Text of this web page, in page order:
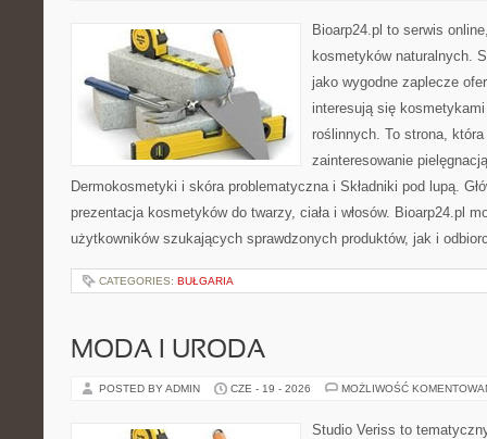
Bioarp24.pl to serwis
kosmetyków naturalnych.
jako wygodne zaplecze
interesują się
roślinnych. To strona,
zainteresowanie
Dermokosmetyki i skóra problematyczna i Składniki pod lupą.
prezentacja kosmetyków do twarzy, ciała i włosów. Bioarp24.pl
użytkowników szukających sprawdzonych produktów, jak i
CATEGORIES: BUŁGARIA
MODA I URODA
POSTED BY ADMIN CZE - 19 - 2026 MOŻLIWOŚĆ
Studio Veriss to